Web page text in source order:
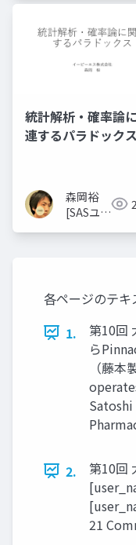
世話人]
統計解析・確率論
連するパラドックス
森岡裕
[SASユー
各ページのテキ
1.
第10回
ら
（藤
2.
第10回
21